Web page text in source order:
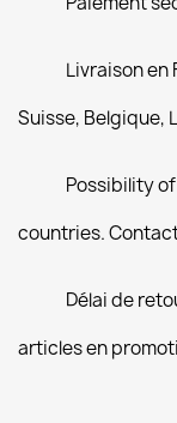
Livraison en
Suisse, Belgique,
Possibility
countries.
Délai de
articles en